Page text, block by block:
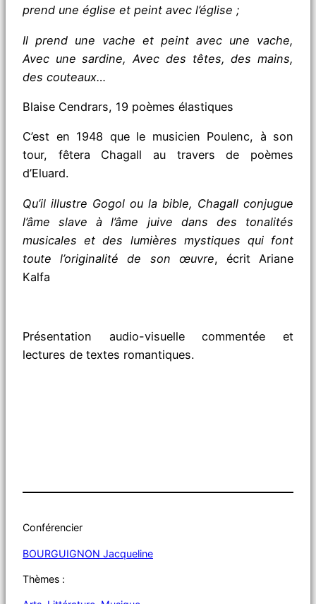
prend une église et peint avec l’église ;
Il prend une vache et peint avec une vache,
Avec une sardine, Avec des têtes, des mains,
des couteaux…
Blaise Cendrars, 19 poèmes élastiques
C’est en 1948 que le musicien Poulenc, à son
tour, fêtera Chagall au travers de poèmes
d’Eluard.
Qu’il illustre Gogol ou la bible, Chagall conjugue
l’âme slave à l’âme juive dans des tonalités
musicales et des lumières mystiques qui font
toute l’originalité de son œuvre, écrit Ariane
Kalfa
Présentation audio-visuelle commentée et
lectures de textes romantiques.
Conférencier
BOURGUIGNON Jacqueline
Thèmes :